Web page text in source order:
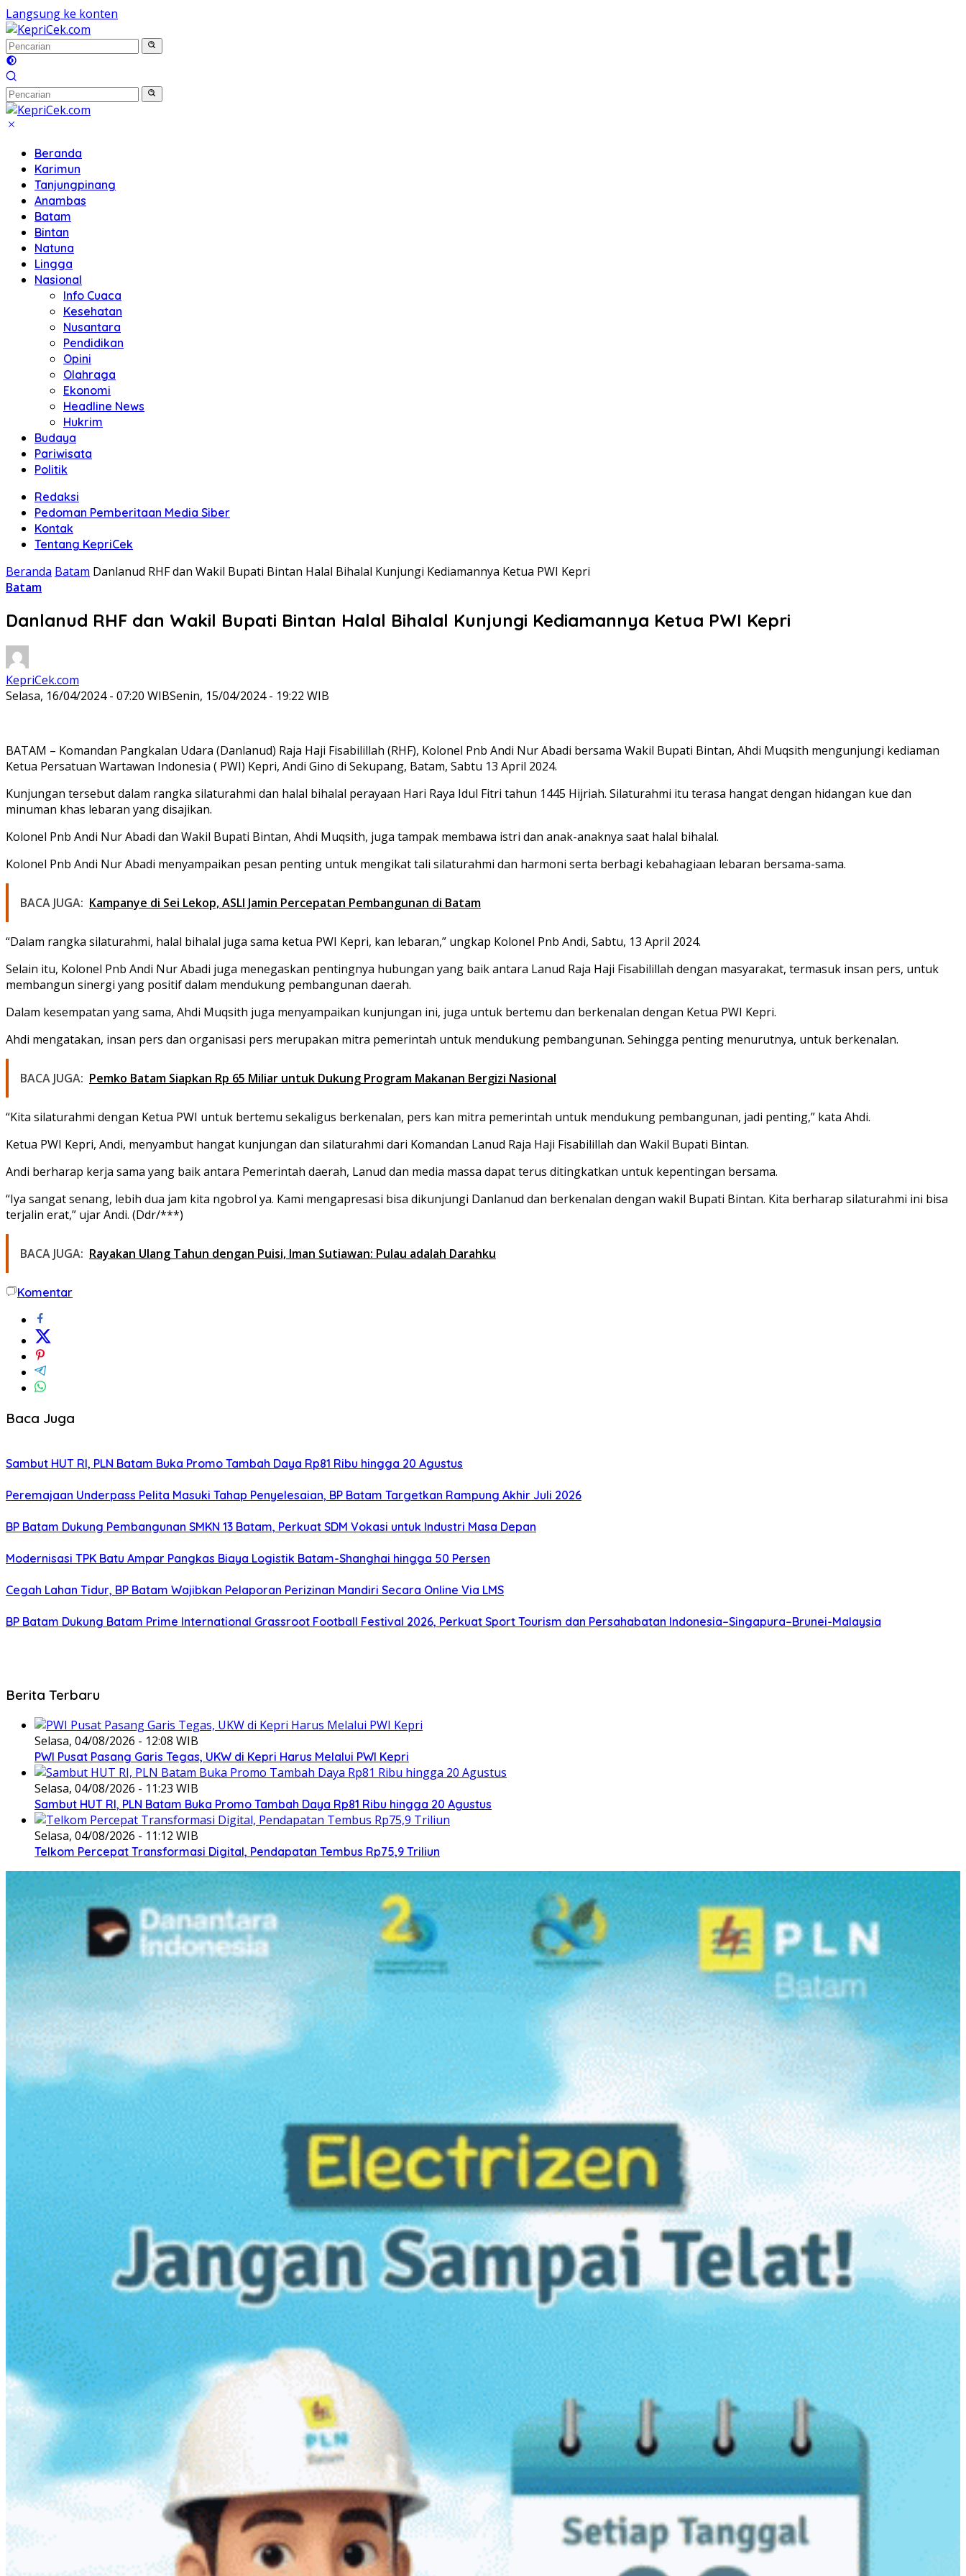
Langsung ke konten
Beranda
Karimun
Tanjungpinang
Anambas
Batam
Bintan
Natuna
Lingga
Nasional
Info Cuaca
Kesehatan
Nusantara
Pendidikan
Opini
Olahraga
Ekonomi
Headline News
Hukrim
Budaya
Pariwisata
Politik
Redaksi
Pedoman Pemberitaan Media Siber
Kontak
Tentang KepriCek
Beranda Batam Danlanud RHF dan Wakil Bupati Bintan Halal Bihalal Kunjungi Kediamannya Ketua PWI Kepri
Batam
Danlanud RHF dan Wakil Bupati Bintan Halal Bihalal Kunjungi Kediamannya Ketua PWI Kepri
KepriCek.com
Selasa, 16/04/2024 - 07:20 WIBSenin, 15/04/2024 - 19:22 WIB
BATAM – Komandan Pangkalan Udara (Danlanud) Raja Haji Fisabilillah (RHF), Kolonel Pnb Andi Nur Abadi bersama Wakil Bupati Bintan, Ahdi Muqsith mengunjungi kediaman
Ketua Persatuan Wartawan Indonesia ( PWI) Kepri, Andi Gino di Sekupang, Batam, Sabtu 13 April 2024.
Kunjungan tersebut dalam rangka silaturahmi dan halal bihalal perayaan Hari Raya Idul Fitri tahun 1445 Hijriah. Silaturahmi itu terasa hangat dengan hidangan kue dan
minuman khas lebaran yang disajikan.
Kolonel Pnb Andi Nur Abadi dan Wakil Bupati Bintan, Ahdi Muqsith, juga tampak membawa istri dan anak-anaknya saat halal bihalal.
Kolonel Pnb Andi Nur Abadi menyampaikan pesan penting untuk mengikat tali silaturahmi dan harmoni serta berbagi kebahagiaan lebaran bersama-sama.
BACA JUGA: Kampanye di Sei Lekop, ASLI Jamin Percepatan Pembangunan di Batam
“Dalam rangka silaturahmi, halal bihalal juga sama ketua PWI Kepri, kan lebaran,” ungkap Kolonel Pnb Andi, Sabtu, 13 April 2024.
Selain itu, Kolonel Pnb Andi Nur Abadi juga menegaskan pentingnya hubungan yang baik antara Lanud Raja Haji Fisabilillah dengan masyarakat, termasuk insan pers, untuk
membangun sinergi yang positif dalam mendukung pembangunan daerah.
Dalam kesempatan yang sama, Ahdi Muqsith juga menyampaikan kunjungan ini, juga untuk bertemu dan berkenalan dengan Ketua PWI Kepri.
Ahdi mengatakan, insan pers dan organisasi pers merupakan mitra pemerintah untuk mendukung pembangunan. Sehingga penting menurutnya, untuk berkenalan.
BACA JUGA: Pemko Batam Siapkan Rp 65 Miliar untuk Dukung Program Makanan Bergizi Nasional
“Kita silaturahmi dengan Ketua PWI untuk bertemu sekaligus berkenalan, pers kan mitra pemerintah untuk mendukung pembangunan, jadi penting,” kata Ahdi.
Ketua PWI Kepri, Andi, menyambut hangat kunjungan dan silaturahmi dari Komandan Lanud Raja Haji Fisabilillah dan Wakil Bupati Bintan.
Andi berharap kerja sama yang baik antara Pemerintah daerah, Lanud dan media massa dapat terus ditingkatkan untuk kepentingan bersama.
“Iya sangat senang, lebih dua jam kita ngobrol ya. Kami mengapresasi bisa dikunjungi Danlanud dan berkenalan dengan wakil Bupati Bintan. Kita berharap silaturahmi ini bisa
terjalin erat,” ujar Andi. (Ddr/***)
BACA JUGA: Rayakan Ulang Tahun dengan Puisi, Iman Sutiawan: Pulau adalah Darahku
Komentar
Baca Juga
Sambut HUT RI, PLN Batam Buka Promo Tambah Daya Rp81 Ribu hingga 20 Agustus
Peremajaan Underpass Pelita Masuki Tahap Penyelesaian, BP Batam Targetkan Rampung Akhir Juli 2026
BP Batam Dukung Pembangunan SMKN 13 Batam, Perkuat SDM Vokasi untuk Industri Masa Depan
Modernisasi TPK Batu Ampar Pangkas Biaya Logistik Batam-Shanghai hingga 50 Persen
Cegah Lahan Tidur, BP Batam Wajibkan Pelaporan Perizinan Mandiri Secara Online Via LMS
BP Batam Dukung Batam Prime International Grassroot Football Festival 2026, Perkuat Sport Tourism dan Persahabatan Indonesia–Singapura–Brunei-Malaysia
Berita Terbaru
Selasa, 04/08/2026 - 12:08 WIB
PWI Pusat Pasang Garis Tegas, UKW di Kepri Harus Melalui PWI Kepri
Selasa, 04/08/2026 - 11:23 WIB
Sambut HUT RI, PLN Batam Buka Promo Tambah Daya Rp81 Ribu hingga 20 Agustus
Selasa, 04/08/2026 - 11:12 WIB
Telkom Percepat Transformasi Digital, Pendapatan Tembus Rp75,9 Triliun